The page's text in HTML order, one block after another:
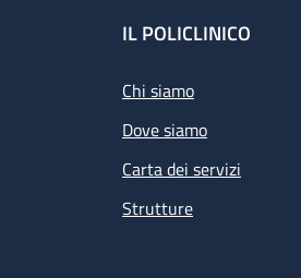
Footer
IL POLICLINICO
Chi siamo
Dove siamo
Carta dei servizi
Strutture